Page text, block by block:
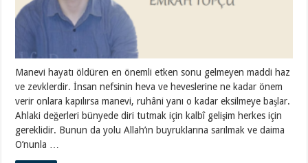
Manevi hayatı öldüren en önemli etken sonu gelmeyen maddi haz
ve zevklerdir. İnsan nefsinin heva ve heveslerine ne kadar önem
verir onlara kapılırsa manevi, ruhâni yanı o kadar eksilmeye başlar.
Ahlaki değerleri bünyede diri tutmak için kalbî gelişim herkes için
gereklidir. Bunun da yolu Allah’ın buyruklarına sarılmak ve daima
O’nunla …